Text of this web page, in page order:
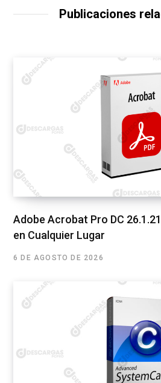
Publicaciones
Adobe Acrobat Pro DC
en Cualquier Lugar
6 DE AGOSTO DE 2026